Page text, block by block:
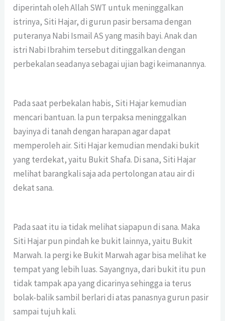
diperintah oleh Allah SWT untuk meninggalkan
istrinya, Siti Hajar, di gurun pasir bersama dengan
puteranya Nabi Ismail AS yang masih bayi. Anak dan
istri Nabi Ibrahim tersebut ditinggalkan dengan
perbekalan seadanya sebagai ujian bagi keimanannya.
Pada saat perbekalan habis, Siti Hajar kemudian
mencari bantuan. la pun terpaksa meninggalkan
bayinya di tanah dengan harapan agar dapat
memperoleh air. Siti Hajar kemudian mendaki bukit
yang terdekat, yaitu Bukit Shafa. Di sana, Siti Hajar
melihat barangkali saja ada pertolongan atau air di
dekat sana.
Pada saat itu ia tidak melihat siapapun di sana. Maka
Siti Hajar pun pindah ke bukit lainnya, yaitu Bukit
Marwah. Ia pergi ke Bukit Marwah agar bisa melihat ke
tempat yang lebih luas. Sayangnya, dari bukit itu pun
tidak tampak apa yang dicarinya sehingga ia terus
bolak-balik sambil berlari di atas panasnya gurun pasir
sampai tujuh kali.